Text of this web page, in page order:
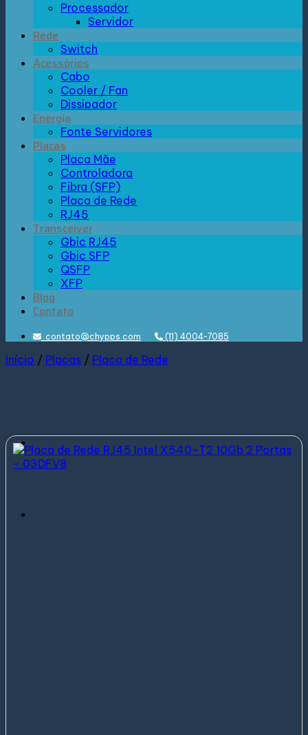
Processador
Servidor
Rede
Switch
Acessórios
Cabo
Cooler / Fan
Dissipador
Energia
Fonte Servidores
Placas
Placa Mãe
Controladora
Fibra (SFP)
Placa de Rede
RJ45
Transceiver
Gbic RJ45
Gbic SFP
QSFP
XFP
Blog
Contato
contato@chypps.com (11) 4004-7085
Início / Placas / Placa de Rede